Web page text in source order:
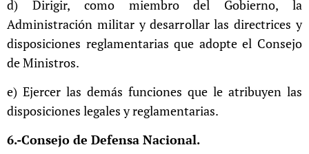
d) Dirigir, como miembro del Gobierno, la
Administración militar y desarrollar las directrices y
disposiciones reglamentarias que adopte el Consejo
de Ministros.
e) Ejercer las demás funciones que le atribuyen las
disposiciones legales y reglamentarias.
6.-Consejo de Defensa Nacional.